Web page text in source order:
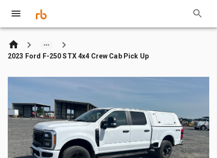
2023 Ford F-250 STX 4x4 Crew Cab Pick Up